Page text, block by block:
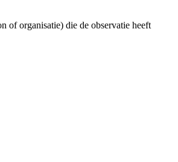
of organisatie) die de observatie heeft